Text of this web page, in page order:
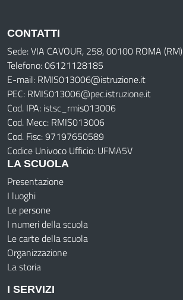
CONTATTI
Sede: VIA CAVOUR, 258, 00100 ROMA (RM)
Telefono: 06121128185
E-mail: RMIS013006@istruzione.it
PEC: RMIS013006@pec.istruzione.it
Cod. IPA: istsc_rmis013006
Cod. Mecc: RMIS013006
Cod. Fisc: 97197650589
Codice Univoco Ufficio: UFMA5V
LA SCUOLA
Presentazione
I luoghi
Le persone
I numeri della scuola
Le carte della scuola
Organizzazione
La storia
I SERVIZI